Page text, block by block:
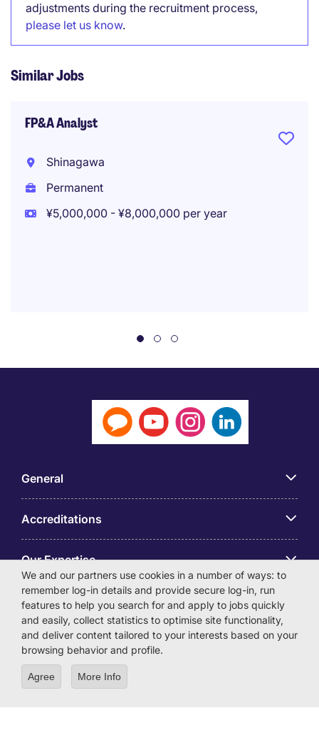
adjustments during the recruitment process,
please let us know.
Similar Jobs
FP&A Analyst
Shinagawa
Permanent
¥5,000,000 - ¥8,000,000 per year
General
Accreditations
Our Expertise
アプリ
Employer Centre
We and our partners use cookies in a number of ways: to
remember log-in details and provide secure log-in, run
features to help you search for and apply to jobs quickly
and easily, collect statistics to optimise site functionality,
and deliver content tailored to your interests based on your
browsing behavior and profile.
Agree More Info